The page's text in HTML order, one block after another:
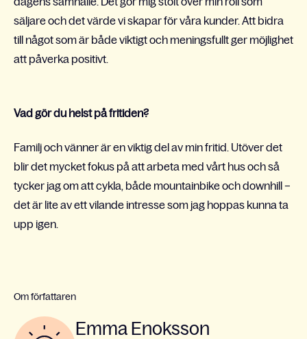
säljare och det värde vi skapar för våra kunder. Att bidra
till något som är både viktigt och meningsfullt ger möjlighet
att påverka positivt.
Vad gör du helst på fritiden?
Familj och vänner är en viktig del av min fritid. Utöver det
blir det mycket fokus på att arbeta med vårt hus och så
tycker jag om att cykla, både mountainbike och downhill –
det är lite av ett vilande intresse som jag hoppas kunna ta
upp igen.
Om författaren
Emma Enoksson